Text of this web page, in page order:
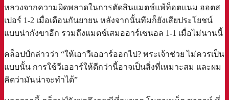
หลวงจากความผิดพลาดในการตัดสินแมตช์แพ้ท็อตแนม ฮอตส
เปอร์ 1-2 เมื่อเดือนกันยายน หลังจากนั้นทีมก็ยังเสียประโยชน์
แบบน่ากังขาอีก รวมถึงแมตช์เสมออาร์เซนอล 1-1 เมื่อไม่นานนี้
คล็อปป์กล่าวว่า “ให้เอาวีเออาร์ออกไป? พระเจ้าช่วย ไม่ควรเป็น
แบบนั้น การใช้วีเออาร์ให้ดีกว่านี้อาจเป็นสิ่งที่เหมาะสม และผม
คิดว่ามันน่าจะทำได้”